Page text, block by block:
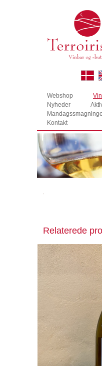
Webshop Vin
Nyheder
Kontakt
Relaterede